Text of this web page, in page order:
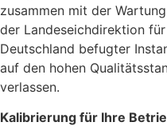
zusammen mit der
der Landeseichdirektion
Deutschland befugter
auf den hohen
verlassen.
Kalibrierung für Ihre